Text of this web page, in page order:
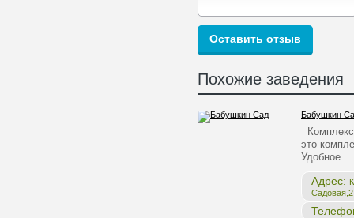
Похожие заведения
Бабушкин
это
Удобное…
Адрес: